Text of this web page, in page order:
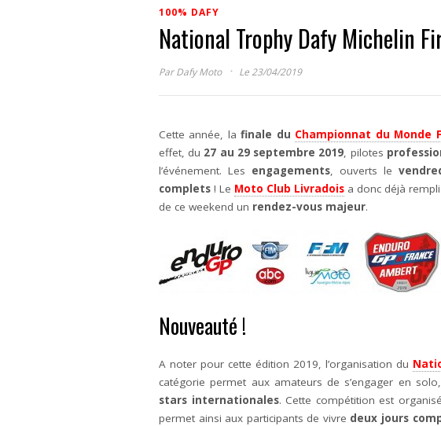
100% DAFY
National Trophy Dafy Michelin
ParDafy Moto · Le 23/04/2019
Cette année, lafinale du Championnat du Monde
effet, du 27 au 29 septembre 2019, pilotes
l’événement. Les engagements, ouverts le
complets ! Le Moto Club Livradois a donc déjà
de ce weekend un rendez-vous majeur.
Nouveauté !
A noter pour cette édition 2019, l’organisation du
catégorie permet aux amateurs de s’engager en
stars internationales. Cette compétition est
permet ainsi aux participants de vivre deux jours